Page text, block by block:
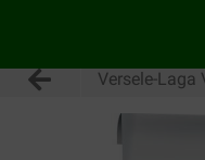
Versele-Laga